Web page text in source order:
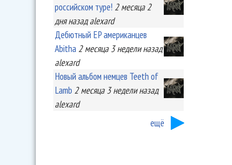
российском туре! 2 месяца 2
дняназад alexard
Дебютный EP американцев
Abitha 2 месяца 3 неделиназад
alexard
Новый альбом немцев Teeth of
Lamb 2 месяца 3 неделиназад
alexard
ещё